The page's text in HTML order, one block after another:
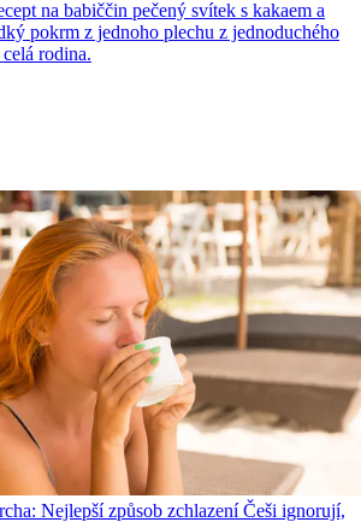
na babiččin pečený svítek s kakaem a
pokrm z jednoho plechu z jednoduchého
rodina.
Nejlepší způsob zchlazení Češi ignorují,